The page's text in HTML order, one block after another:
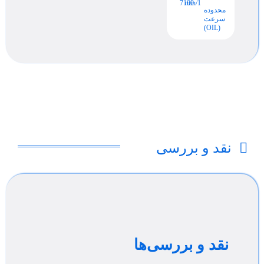
محدوده
سرعت
(OIL)
min/1
7100
نقد و بررسی
نقد و بررسی‌ها